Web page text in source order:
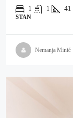
1
1 41
STAN
Nemanja Minić